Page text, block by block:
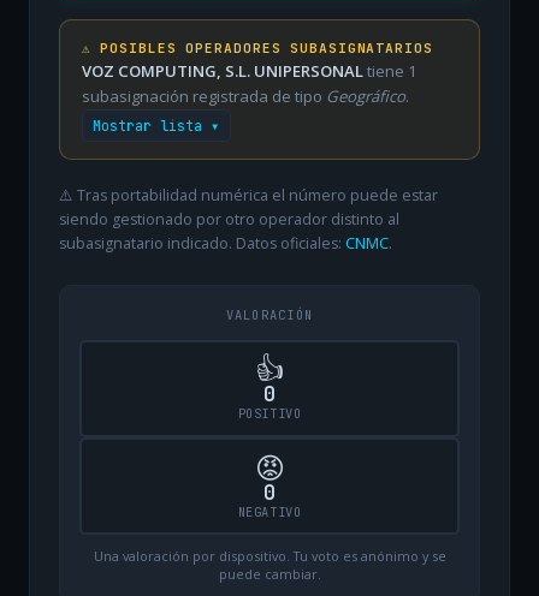
⚠️ POSIBLES OPERADORES SUBASIGNATARIOS
VOZ COMPUTING, S.L. UNIPERSONALtiene 1
subasignación registrada de tipo Geográfico.
Mostrar lista ▾
⚠️ Tras portabilidad numérica el número puede estar
siendo gestionado por otro operador distinto al
subasignatario indicado. Datos oficiales: CNMC.
VALORACIÓN
👍
0
POSITIVO
😡
0
NEGATIVO
Una valoración por dispositivo. Tu voto es anónimo y se
puede cambiar.